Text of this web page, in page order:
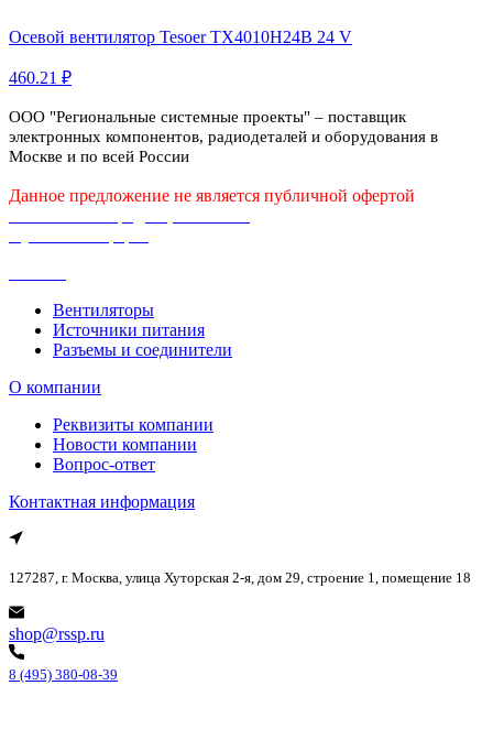
Осевой вентилятор Tesoer TX4010H24B 24 V
460.21 ₽
ООО "Региональные системные проекты" – поставщик
электронных компонентов, радиодеталей и оборудования в
Москве и по всей России
Данное предложение не является публичной офертой
Вентиляторы
Источники питания
Разъемы и соединители
О компании
Реквизиты компании
Новости компании
Вопрос-ответ
Контактная информация
127287, г. Москва, улица Хуторская 2-я, дом 29, строение 1, помещение 18
shop@rssp.ru
8 (495) 380-08-39